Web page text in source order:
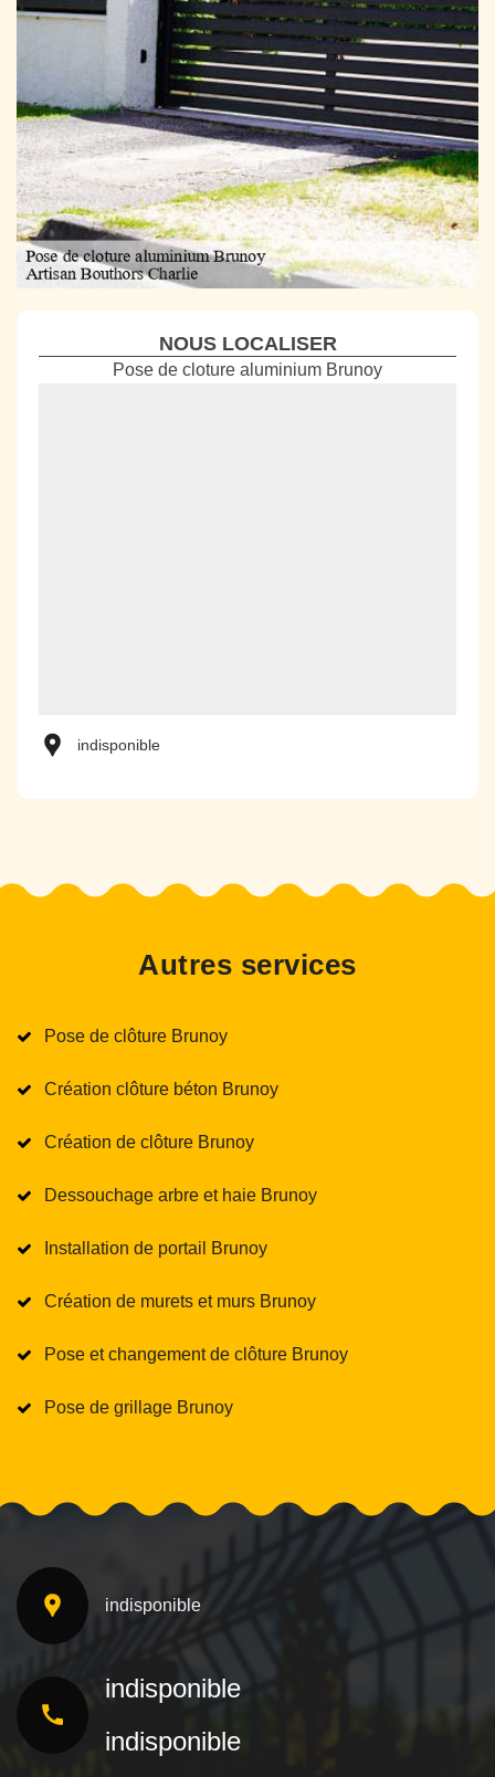
NOUS LOCALISER
Pose de cloture aluminium Brunoy
indisponible
Autres services
Pose de clôture Brunoy
Création clôture béton Brunoy
Création de clôture Brunoy
Dessouchage arbre et haie Brunoy
Installation de portail Brunoy
Création de murets et murs Brunoy
Pose et changement de clôture Brunoy
Pose de grillage Brunoy
indisponible
indisponible
indisponible